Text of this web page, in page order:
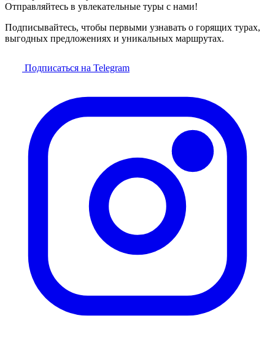
Отправляйтесь в увлекательные туры с нами!
Подписывайтесь, чтобы первыми узнавать о горящих турах,
выгодных предложениях и уникальных маршрутах.
Подписаться на Telegram